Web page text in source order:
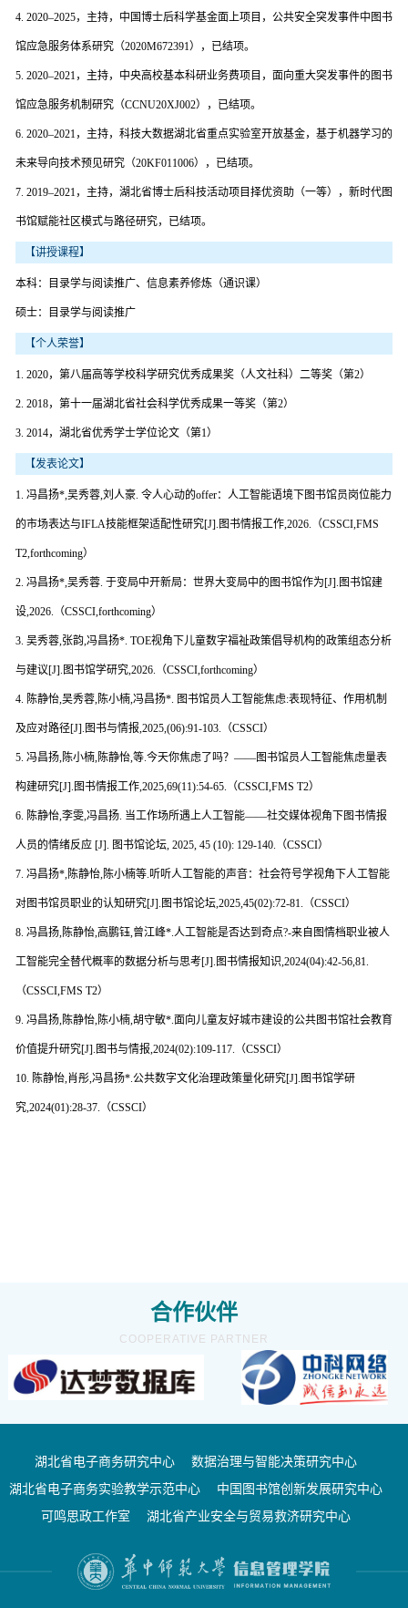
4. 2020–2025，主持，中国博士后科学基金面上项目，公共安全突发事件中图书
馆应急服务体系研究（2020M672391），已结项。
5. 2020–2021，主持，中央高校基本科研业务费项目，面向重大突发事件的图书
馆应急服务机制研究（CCNU20XJ002），已结项。
6. 2020–2021，主持，科技大数据湖北省重点实验室开放基金，基于机器学习的
未来导向技术预见研究（20KF011006），已结项。
7. 2019–2021，主持，湖北省博士后科技活动项目择优资助（一等），新时代图
书馆赋能社区模式与路径研究，已结项。
【讲授课程】
本科：目录学与阅读推广、信息素养修炼（通识课）
硕士：目录学与阅读推广
【个人荣誉】
1. 2020，第八届高等学校科学研究优秀成果奖（人文社科）二等奖（第2）
2. 2018，第十一届湖北省社会科学优秀成果一等奖（第2）
3. 2014，湖北省优秀学士学位论文（第1）
【发表论文】
1. 冯昌扬*,吴秀蓉,刘人豪. 令人心动的offer：人工智能语境下图书馆员岗位能力
的市场表达与IFLA技能框架适配性研究[J].图书情报工作,2026.（CSSCI,FMS
T2,forthcoming）
2. 冯昌扬*,吴秀蓉. 于变局中开新局：世界大变局中的图书馆作为[J].图书馆建
设,2026.（CSSCI,forthcoming）
3. 吴秀蓉,张韵,冯昌扬*. TOE视角下儿童数字福祉政策倡导机构的政策组态分析
与建议[J].图书馆学研究,2026.（CSSCI,forthcoming）
4. 陈静怡,吴秀蓉,陈小楠,冯昌扬*. 图书馆员人工智能焦虑:表现特征、作用机制
及应对路径[J].图书与情报,2025,(06):91-103.（CSSCI）
5. 冯昌扬,陈小楠,陈静怡,等.今天你焦虑了吗？——图书馆员人工智能焦虑量表
构建研究[J].图书情报工作,2025,69(11):54-65.（CSSCI,FMS T2）
6. 陈静怡,李雯,冯昌扬. 当工作场所遇上人工智能——社交媒体视角下图书情报
人员的情绪反应 [J]. 图书馆论坛, 2025, 45 (10): 129-140.（CSSCI）
7. 冯昌扬*,陈静怡,陈小楠等.听听人工智能的声音：社会符号学视角下人工智能
对图书馆员职业的认知研究[J].图书馆论坛,2025,45(02):72-81.（CSSCI）
8. 冯昌扬,陈静怡,高鹏钰,曾江峰*.人工智能是否达到奇点?-来自图情档职业被人
工智能完全替代概率的数据分析与思考[J].图书情报知识,2024(04):42-56,81.
（CSSCI,FMS T2）
9. 冯昌扬,陈静怡,陈小楠,胡守敏*.面向儿童友好城市建设的公共图书馆社会教育
价值提升研究[J].图书与情报,2024(02):109-117.（CSSCI）
10. 陈静怡,肖彤,冯昌扬*.公共数字文化治理政策量化研究[J].图书馆学研
究,2024(01):28-37.（CSSCI）
合作伙伴
COOPERATIVE PARTNER
湖北省电子商务研究中心
数据治理与智能决策研究中心
湖北省电子商务实验教学示范中心
中国图书馆创新发展研究中心
可鸣思政工作室
湖北省产业安全与贸易救济研究中心